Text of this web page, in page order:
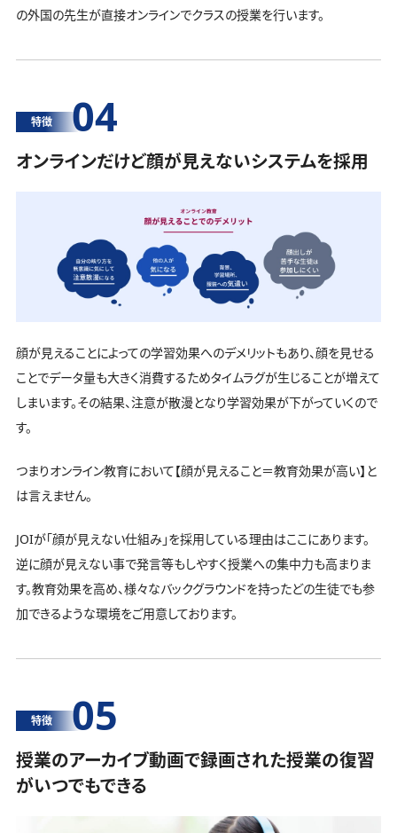
の外国の先生が直接オンラインでクラスの授業を行います。
特徴 04
オンラインだけど顔が見えないシステムを採用
顔が見えることによっての学習効果へのデメリットもあり、顔を見せる
ことでデータ量も大きく消費するためタイムラグが生じることが増えて
しまいます。その結果、注意が散漫となり学習効果が下がっていくので
す。
つまりオンライン教育において【顔が見えること＝教育効果が高い】と
は言えません。
JOIが「顔が見えない仕組み」を採用している理由はここにあります。
逆に顔が見えない事で発言等もしやすく授業への集中力も高まりま
す。教育効果を高め、様々なバックグラウンドを持ったどの生徒でも参
加できるような環境をご用意しております。
特徴 05
授業のアーカイブ動画で録画された授業の復習
がいつでもできる